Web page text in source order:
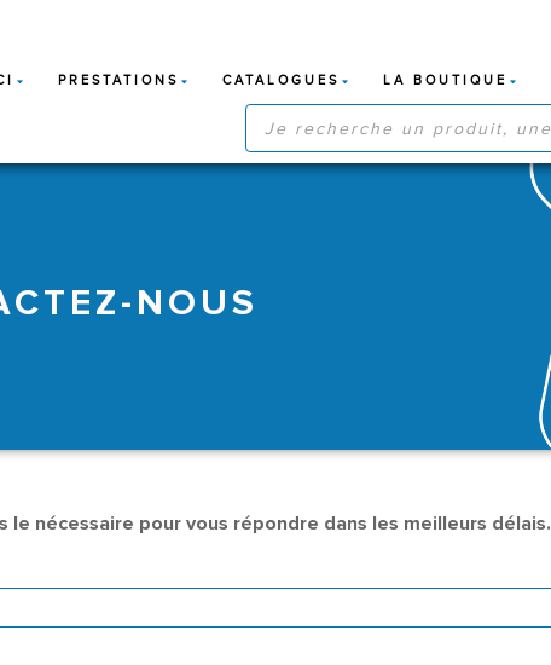
PRESTATIONS CATALOGUES LA BOUTIQUE
RECHERCHE
DE
PRODUITS
NOUS
le nécessaire pour vous répondre dans les meilleurs délais.